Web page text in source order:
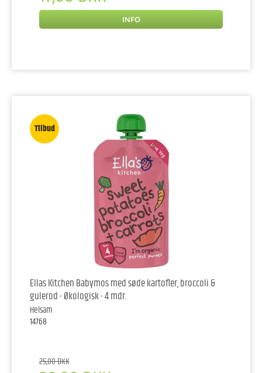
INFO
Tilbud
Ellas Kitchen Babymos med søde kartofler, broccoli &
gulerod - Økologisk - 4 mdr.
Helsam
14768
25,00 DKK